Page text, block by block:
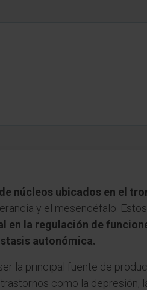
núcleos ubicados en el
y el mesencéfalo.
en la regulación de
autonómica.
la principal fuente de
como la